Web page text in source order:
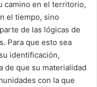
camino en el territorio,
el tiempo, sino
de las lógicas de
Para que esto sea
identificación,
de que su materialidad
con la que